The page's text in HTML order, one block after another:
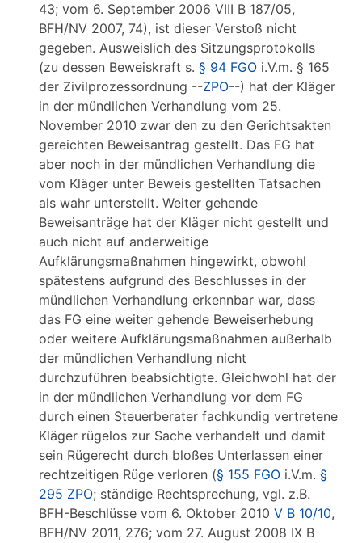
43; vom 6. September 2006 VIII B 187/05,
BFH/NV 2007, 74), ist dieser Verstoß nicht
gegeben. Ausweislich des Sitzungsprotokolls
(zu dessen Beweiskraft s. § 94 FGO i.V.m. § 165
der Zivilprozessordnung --ZPO--) hat der Kläger
in der mündlichen Verhandlung vom 25.
November 2010 zwar den zu den Gerichtsakten
gereichten Beweisantrag gestellt. Das FG hat
aber noch in der mündlichen Verhandlung die
vom Kläger unter Beweis gestellten Tatsachen
als wahr unterstellt. Weiter gehende
Beweisanträge hat der Kläger nicht gestellt und
auch nicht auf anderweitige
Aufklärungsmaßnahmen hingewirkt, obwohl
spätestens aufgrund des Beschlusses in der
mündlichen Verhandlung erkennbar war, dass
das FG eine weiter gehende Beweiserhebung
oder weitere Aufklärungsmaßnahmen außerhalb
der mündlichen Verhandlung nicht
durchzuführen beabsichtigte. Gleichwohl hat der
in der mündlichen Verhandlung vor dem FG
durch einen Steuerberater fachkundig vertretene
Kläger rügelos zur Sache verhandelt und damit
sein Rügerecht durch bloßes Unterlassen einer
rechtzeitigen Rüge verloren (§ 155 FGO i.V.m. §
295 ZPO; ständige Rechtsprechung, vgl. z.B.
BFH-Beschlüsse vom 6. Oktober 2010 V B 10/10,
BFH/NV 2011, 276; vom 27. August 2008 IX B